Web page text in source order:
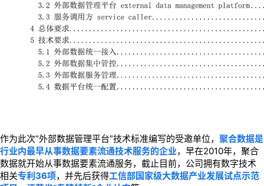
作为此次“外部数据管理平台”技术标准编写的受邀单位， 聚合数据是
行业内最早从事数据要素流通技术服务的企业，早在2010年，聚合
数据就开始从事数据要素流通服务，截止目前，公司拥有数字技术
相关专利36项，并先后获得工信部国家级大数据产业发展试点示范